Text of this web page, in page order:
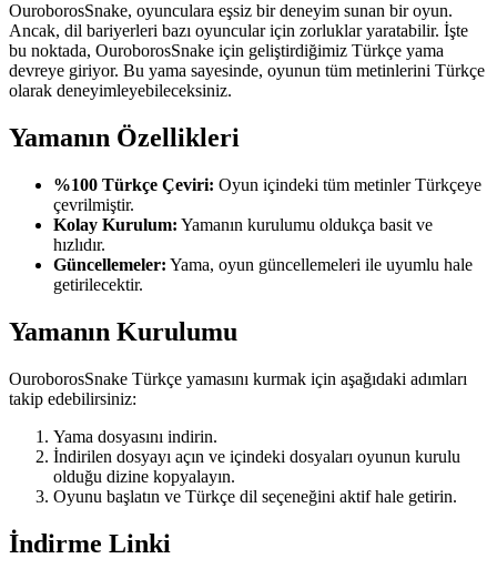
OuroborosSnake, oyunculara eşsiz bir deneyim sunan bir oyun.
Ancak, dil bariyerleri bazı oyuncular için zorluklar yaratabilir. İşte
bu noktada, OuroborosSnake için geliştirdiğimiz Türkçe yama
devreye giriyor. Bu yama sayesinde, oyunun tüm metinlerini Türkçe
olarak deneyimleyebileceksiniz.
Yamanın Özellikleri
%100 Türkçe Çeviri: Oyun içindeki tüm metinler Türkçeye
çevrilmiştir.
Kolay Kurulum: Yamanın kurulumu oldukça basit ve
hızlıdır.
Güncellemeler: Yama, oyun güncellemeleri ile uyumlu hale
getirilecektir.
Yamanın Kurulumu
OuroborosSnake Türkçe yamasını kurmak için aşağıdaki adımları
takip edebilirsiniz:
Yama dosyasını indirin.
İndirilen dosyayı açın ve içindeki dosyaları oyunun kurulu
olduğu dizine kopyalayın.
Oyunu başlatın ve Türkçe dil seçeneğini aktif hale getirin.
İndirme Linki